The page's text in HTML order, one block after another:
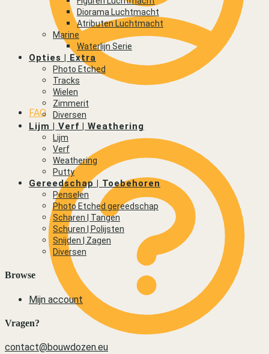
FAQ
Diorama Luchtmacht
Atributen Luchtmacht
Marine
Waterlijn Serie
Opties | Extra
Photo Etched
Tracks
Wielen
Zimmerit
Diversen
Lijm | Verf | Weathering
Lijm
Verf
Weathering
Putty
Gereedschap | Toebehoren
Penselen
Photo Etched gereedschap
Scharen | Tangen
Schuren | Polijsten
Snijden | Zagen
Diversen
Browse
Mijn account
Vragen?
contact@bouwdozen.eu